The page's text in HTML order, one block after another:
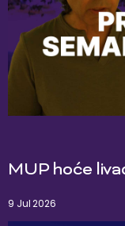
MUP hoće
9 Jul 2026